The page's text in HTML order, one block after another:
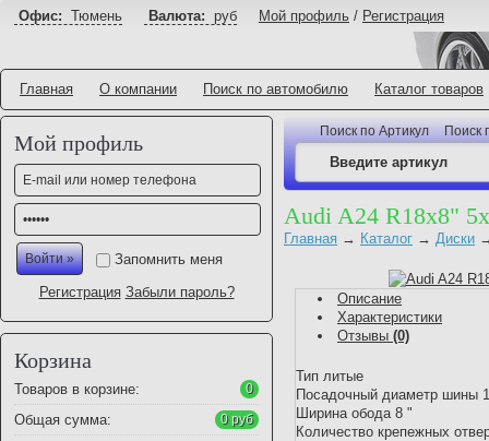
Офис: Тюмень Валюта: руб Мой профиль / Регистрация
Главная О компании Поиск по автомобилю Каталог товаров
Мой профиль
Запомнить меня
Регистрация Забыли пароль?
Корзина
Товаров в корзине: 0
Общая сумма: 0 руб
Поиск по Артикул Поиск
Audi A24 R18x8"
Главная → Каталог → Диски
Описание
Характеристики
Отзывы (0)
Тип литые
Посадочный диаметр шины
Ширина обода 8 "
Количество крепежных